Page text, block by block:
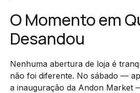
O Momento em
Desandou
Nenhuma abertura de loja é
não foi diferente. No sábado —
a inauguração da Andon Market